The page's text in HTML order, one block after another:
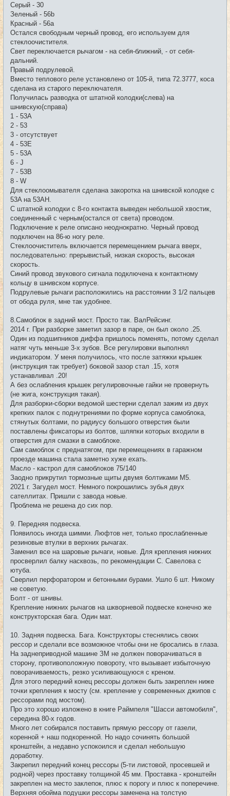
Серый - 30
Зеленый - 56b
Красный - 56a
Остался свободным черный провод, его используем для
стеклоочистителя.
Свет переключается рычагом - на себя-ближний, - от себя-
дальний.
Правый подрулевой.
Вместо теплового реле установлено от 105-й, типа 72.3777, коса
сделана из старого переключателя.
Получилась разводка от штатной колодки(слева) на
шнивскую(справа)
1 - 53A
2 - 53
3 - отсутствует
4 - 53E
5 - 53A
6 - J
7 - 53B
8 - W
Для стеклоомывателя сделана закоротка на шнивской колодке с
53A на 53AH.
С штатной колодки с 8-го контакта выведен небольшой хвостик,
соединенный с черным(остался от света) проводом.
Подключение к реле описано неоднократно. Черный провод
подключен на 86-ю ногу реле.
Стеклоочиститель включается перемещением рычага вверх,
последовательно: прерывистый, низкая скорость, высокая
скорость.
Синий провод звукового сигнала подключена к контактному
кольцу в шнивском корпусе.
Подрулевые рычаги расположились на расстоянии 3 1/2 пальцев
от обода руля, мне так удобнее.
8.Самоблок в задний мост. Просто так. ВалРейсинг.
2014 г. При разборке заметил зазор в паре, он был около .25.
Один из подшипников диффа пришлось поменять, потому сделал
натяг чуть меньше 3-х зубов. Все регулировки выполнял
индикатором. У меня получилось, что после затяжки крышек
(инструкция так требует) боковой зазор стал .15, хотя
устанавливал .20!
А без ослабления крышек регулировочные гайки не провернуть
(не жига, конструкция такая).
Для разборки-сборки ведомой шестерни сделал зажим из двух
крепких палок с поднутрениями по форме корпуса самоблока,
стянутых болтами, по радиусу большого отверстия были
поставлены фиксаторы из болтов, шляпки которых входили в
отверстия для смазки в самоблоке.
Сам самоблок с преднатягом, при перемещениях в гаражном
проезде машина стала заметно хуже ехать.
Масло - кастрол для самоблоков 75/140
Заодно прикрутил тормозные щиты двумя болтиками M5.
2021 г. Загудел мост. Немного покрошились зубья двух
сателлитах. Пришли с завода новые.
Проблема не решена до сих пор.
9. Передняя подвеска.
Появилось иногда шимми. Люфтов нет, только прослабленные
резиновые втулки в верхних рычагах.
Заменил все на шаровые рычаги, новые. Для крепления нижних
просверлил балку насквозь, по рекомендации С. Савелова с
ютуба.
Сверлил перфоратором и бетонными бурами. Ушло 6 шт. Никому
не советую.
Болт - от шнивы.
Крепление нижних рычагов на шкворневой подвеске конечно же
конструкторская бага. Один мат.
10. Задняя подвеска. Бага. Конструкторы стеснялись своих
рессор и сделали все возможное чтобы они не бросались в глаза.
На заднеприводной машине ЗМ не должен поворачиваться в
сторону, противоположную повороту, что вызывает избыточную
поворачиваемость, резко усиливающуюся с креном.
Для этого передний конец рессоры должен быть закреплен ниже
точки крепления к мосту (см. крепление у современных джипов с
рессорами под мостом).
Про это хорошо изложено в книге Раймпеля "Шасси автомобиля",
середина 80-х годов.
Много лет собирался поставить прямую рессору от газели,
коренной + наш подкоренной. Но надо сочинять большой
кронштейн, а недавно успокоился и сделал небольшую
доработку.
Закрепил передний конец рессоры (5-ти листовой, просевшей и
родной) через проставку толщиной 45 мм. Проставка - кронштейн
закреплен на место заклепок, плюс к порогу и плюс к поперечине.
Верхняя обойма подушки рессоры заменена на толстую